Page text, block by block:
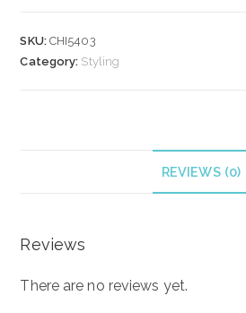
SKU: CHI5403
Category: Styling
REVIEWS (0)
Reviews
There are no reviews yet.